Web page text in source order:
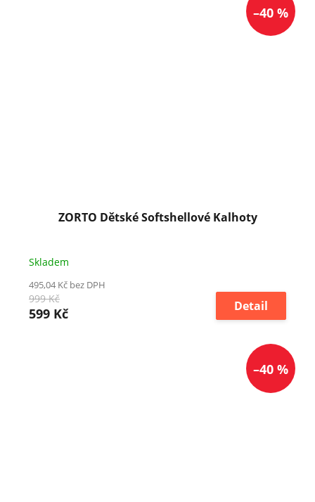
–40 %
ZORTO Dětské Softshellové Kalhoty
Skladem
495,04 Kč bez DPH
999 Kč
599 Kč Detail
–40 %